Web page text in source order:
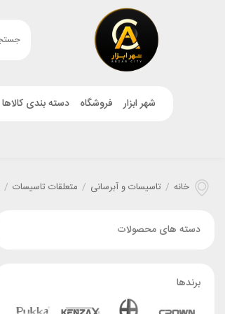
شهر ابزار فروشگاه دسته بندی کالاها
خانه / تاسیسات و آبرسانی / متعلقات تاسیسات /
دسته های محصولات
برندها